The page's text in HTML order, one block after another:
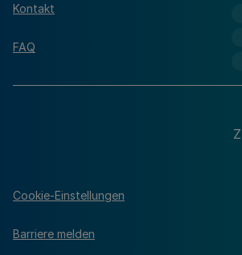
Kontakt
FAQ
Cookie-Einstellungen
Barriere melden